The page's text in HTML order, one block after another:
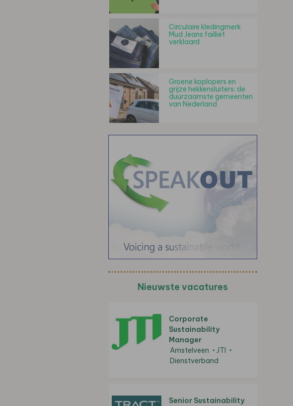
Circulaire kledingmerk
Mud Jeans failliet
verklaard
Groene koplopers en
grijze hekkensluiters: de
duurzaamste gemeenten
van Nederland
Nieuwste vacatures
Corporate
Sustainability
Manager
Amstelveen
JTI
Dienstverband
Senior Sustainability